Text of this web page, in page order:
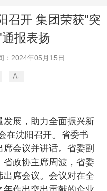
召开 集团荣获"突
报表扬
：2024年05月15日
A-
发展，助力全面振兴新
在沈阳召开。省委书
会议并讲话。省委副
政协主席周波，省委
席会议。会议对在全